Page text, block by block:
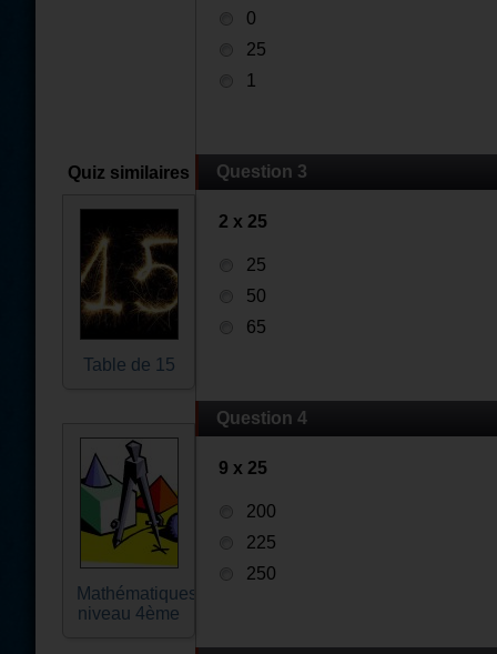
Quiz similaires
Table de 15
Mathématiques
niveau 4ème
0
25
1
Question 3
2 x 25
25
50
65
Question 4
9 x 25
200
225
250